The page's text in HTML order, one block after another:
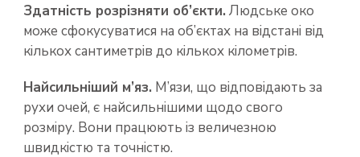
Здатність розрізняти об’єкти.Людське око
може сфокусуватися на об’єктах на відстані від
кількох сантиметрів до кількох кілометрів.
Найсильніший м’яз. М’язи, що відповідають за
рухи очей, є найсильнішими щодо свого
розміру. Вони працюють із величезною
швидкістю та точністю.